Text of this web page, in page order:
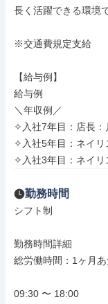
長く活躍できる環境
※交通費規定支給
【給与例】
給与例
＼年収例／
✧入社7年目：店長：
✧入社5年目：ネイリ
✧入社3年目：ネイリ
勤務時間
シフト制
勤務時間詳細
総労働時間：1ヶ月
09:30 〜 18:00